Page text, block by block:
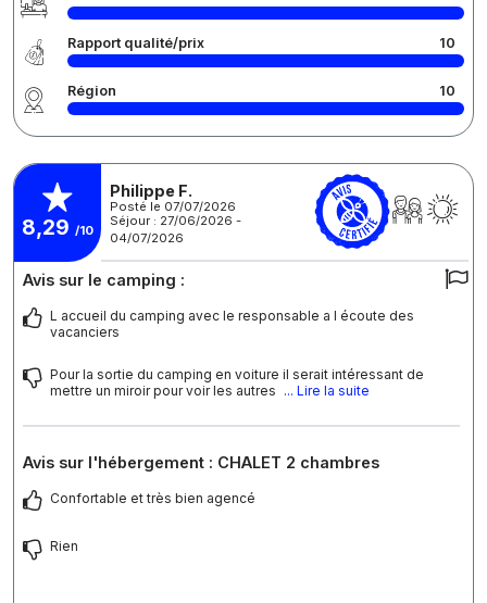
Rapport qualité/prix 10
Région 10
8,29 /10
Philippe F.
Posté le 07/07/2026
Séjour : 27/06/2026 -
04/07/2026
Avis sur le camping :
L accueil du camping avec le responsable a l écoute des
vacanciers
Pour la sortie du camping en voiture il serait intéressant de
mettre un miroir pour voir les autres ... Lire la suite
Avis sur l'hébergement : CHALET 2 chambres
Confortable et très bien agencé
Rien